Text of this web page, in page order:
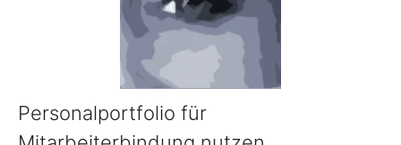
Personalportfolio für